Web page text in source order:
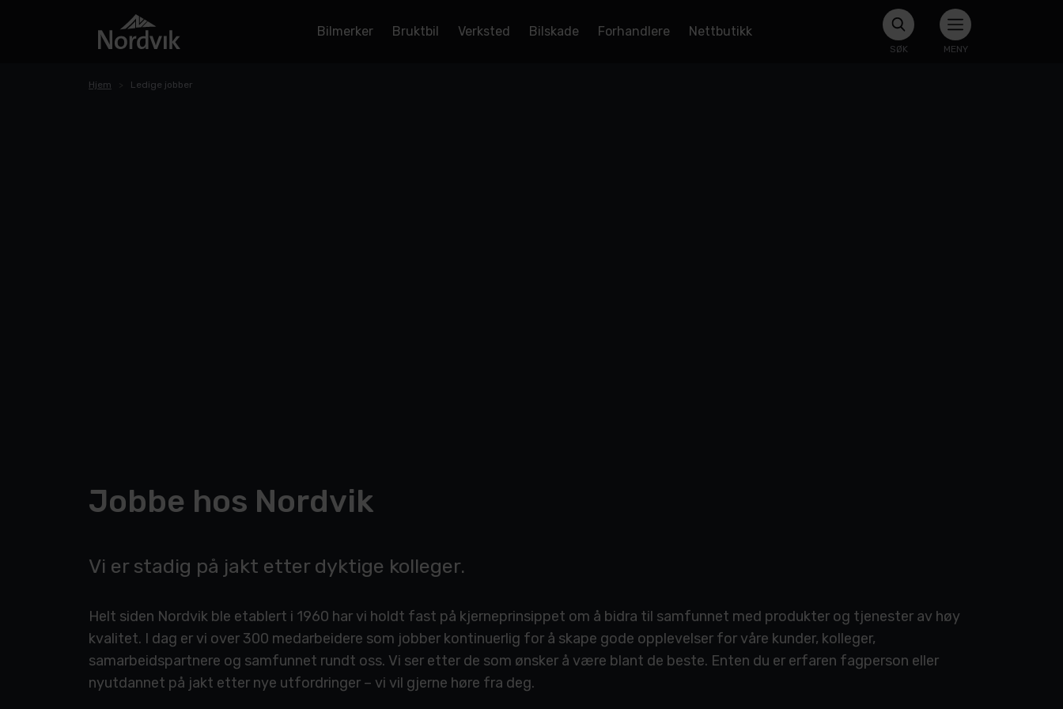
Bilmerker Bruktbil Verksted Bilskade Forhandlere Nettbutikk
SØK MENY
Hjem Ledige jobber
Jobbe hos Nordvik
Vi er stadig på jakt etter dyktige kolleger.
Helt siden Nordvik ble etablert i 1960 har vi holdt fast på kjerneprinsippet om å bidra til samfunnet med produkter og tjenester av høy
kvalitet. I dag er vi over 300 medarbeidere som jobber kontinuerlig for å skape gode opplevelser for våre kunder, kolleger,
samarbeidspartnere og samfunnet rundt oss. Vi ser etter de som ønsker å være blant de beste. Enten du er erfaren fagperson eller
nyutdannet på jakt etter nye utfordringer – vi vil gjerne høre fra deg.